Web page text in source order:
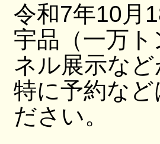
令和7年10月
宇品（一万
ネル展示な
特に予約な
ださい。